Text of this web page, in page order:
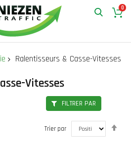
0
Ralentisseurs & Casse-Vitesses
Vitesses
Trier par
FILTRER PAR